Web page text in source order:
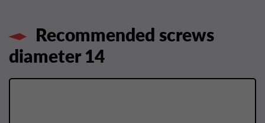
Recommended screws
diameter 14